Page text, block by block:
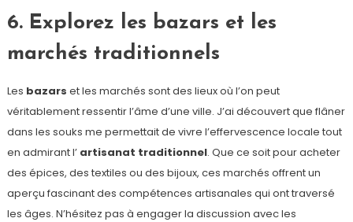
6. Explorez les bazars et les
marchés traditionnels
Les bazars et les marchés sont des lieux où l’on peut
véritablement ressentir l’âme d’une ville. J’ai découvert que flâner
dans les souks me permettait de vivre l’effervescence locale tout
en admirant l’ artisanat traditionnel. Que ce soit pour acheter
des épices, des textiles ou des bijoux, ces marchés offrent un
aperçu fascinant des compétences artisanales qui ont traversé
les âges. N’hésitez pas à engager la discussion avec les